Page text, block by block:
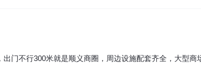
门不行300米就是顺义商圈，周边设施配套齐全，大型商